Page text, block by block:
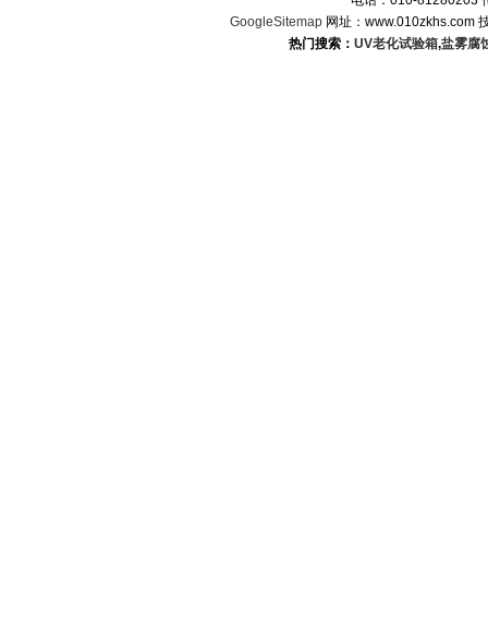
GoogleSitemap 网址：www.010zkhs.com
热门搜索： UV老化试验箱,盐雾腐